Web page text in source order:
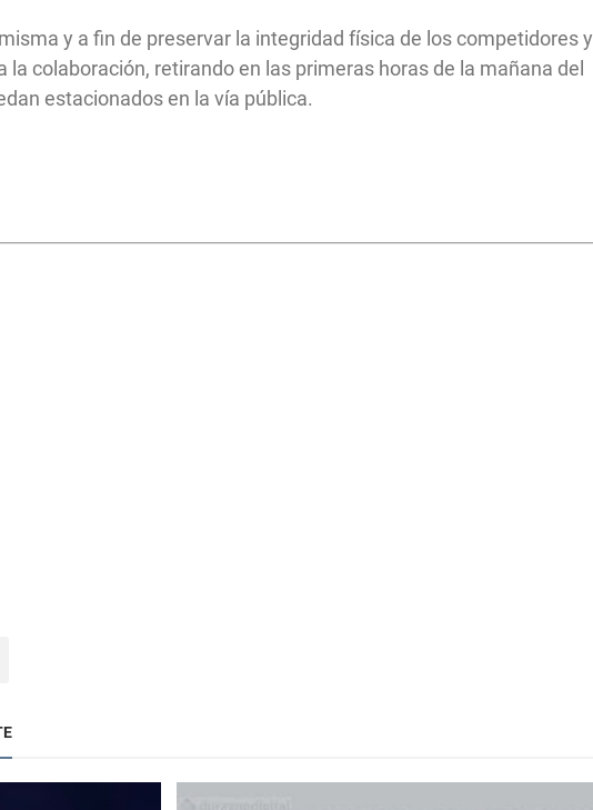
y a fin de preservar la integridad física de los competidores y
la colaboración, retirando en las primeras horas de la mañana del
estacionados en la vía pública.